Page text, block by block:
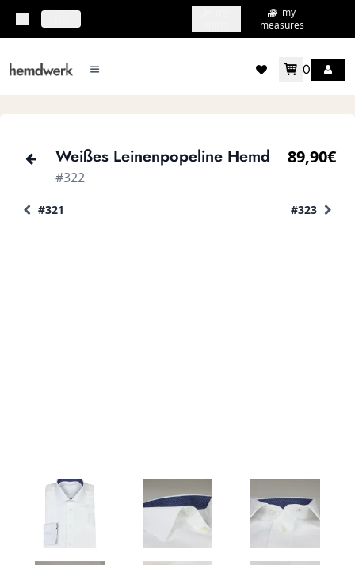
my-
measures
mainMenu.menu 0
Weißes Leinenpopeline Hemd
#322
89,90€
#321 #323